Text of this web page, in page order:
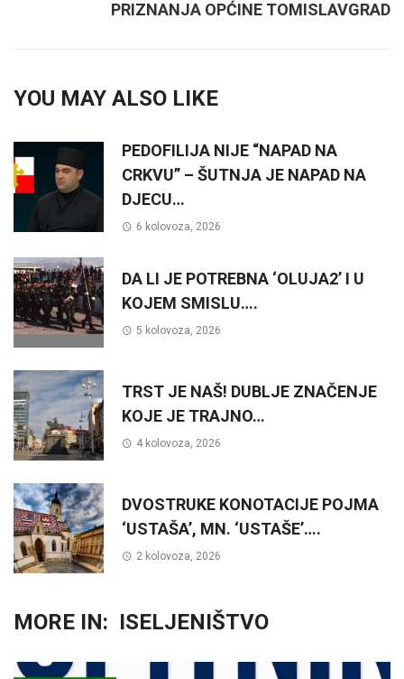
PRIZNANJA OPĆINE TOMISLAVGRAD
YOU MAY ALSO LIKE
PEDOFILIJA NIJE “NAPAD NA
CRKVU” – ŠUTNJA JE NAPAD NA
DJECU…
6 kolovoza, 2026
DA LI JE POTREBNA ‘OLUJA2’ I U
KOJEM SMISLU….
5 kolovoza, 2026
TRST JE NAŠ! DUBLJE ZNAČENJE
KOJE JE TRAJNO…
4 kolovoza, 2026
DVOSTRUKE KONOTACIJE POJMA
‘USTAŠA’, MN. ‘USTAŠE’….
2 kolovoza, 2026
MORE IN: ISELJENIŠTVO